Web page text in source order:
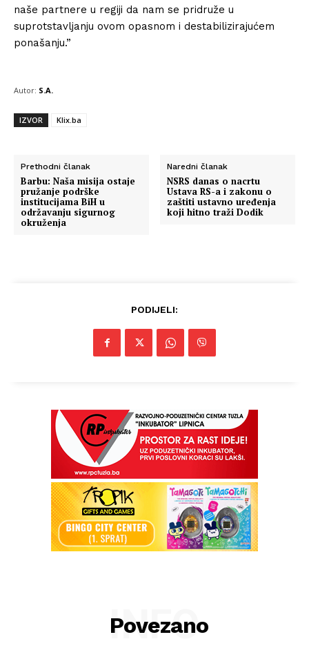
naše partnere u regiji da nam se pridruže u
suprotstavljanju ovom opasnom i destabilizirajućem
ponašanju.”
Autor: S.A.
IZVOR Klix.ba
Prethodni članak
Barbu: Naša misija ostaje
pružanje podrške
institucijama BiH u
održavanju sigurnog
okruženja
Naredni članak
NSRS danas o nacrtu
Ustava RS-a i zakonu o
zaštiti ustavno uređenja
koji hitno traži Dodik
PODIJELI:
Povezano
INFO